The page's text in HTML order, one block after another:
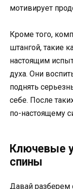
мотивирует
Кроме того,
штангой, такие
настоящим
духа. Они
поднять
себе. После
по-настоящему
Ключевые
спины
Давай